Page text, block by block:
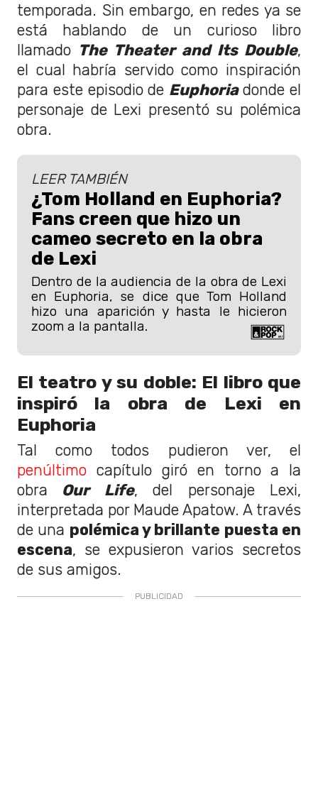
temporada. Sin embargo, en redes ya se
está hablando de un curioso libro
llamado The Theater and Its Double,
el cual habría servido como inspiración
para este episodio de Euphoria donde el
personaje de Lexi presentó su polémica
obra.
LEER TAMBIÉN
¿Tom Holland en Euphoria?
Fans creen que hizo un
cameo secreto en la obra
de Lexi
Dentro de la audiencia de la obra de Lexi
en Euphoria, se dice que Tom Holland
hizo una aparición y hasta le hicieron
zoom a la pantalla.
El teatro y su doble: El libro que
inspiró la obra de Lexi en
Euphoria
Tal como todos pudieron ver, el
penúltimo capítulo giró en torno a la
obra Our Life, del personaje Lexi,
interpretada por Maude Apatow. A través
de una polémica y brillante puesta en
escena, se expusieron varios secretos
de sus amigos.